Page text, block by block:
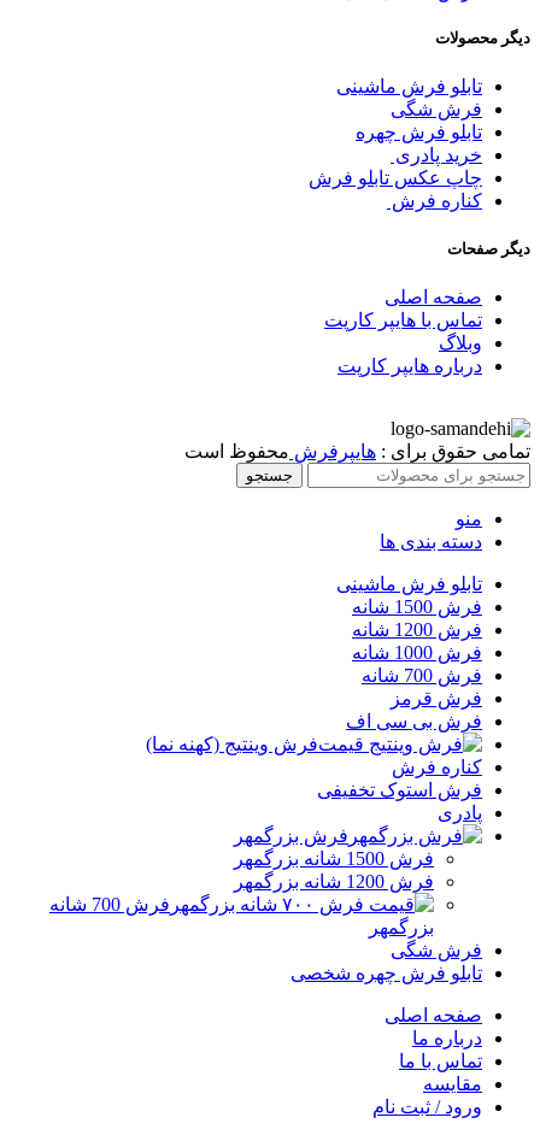
دیگر محصولات
تابلو فرش ماشینی
فرش شگی
تابلو فرش چهره
خرید پادری
چاپ عکس تابلو فرش
کناره فرش
دیگر صفحات
صفحه اصلی
تماس با هایپر کارپت
وبلاگ
درباره هایپر کارپت
تمامی حقوق برای : هایپرفرش محفوظ است
جستجو
منو
دسته بندی ها
تابلو فرش ماشینی
فرش 1500 شانه
فرش 1200 شانه
فرش 1000 شانه
فرش 700 شانه
فرش قرمز
فرش بی سی اف
فرش وینتیج (کهنه نما)
کناره فرش
فرش استوک تخفیفی
پادری
فرش بزرگمهر
فرش 1500 شانه بزرگمهر
فرش 1200 شانه بزرگمهر
فرش 700 شانه
بزرگمهر
فرش شگی
تابلو فرش چهره شخصی
صفحه اصلی
درباره ما
تماس با ما
مقایسه
ورود / ثبت نام